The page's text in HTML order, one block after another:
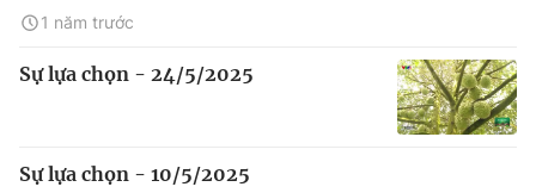
1 năm trước
Sự lựa chọn - 24/5/2025
Sự lựa chọn - 10/5/2025